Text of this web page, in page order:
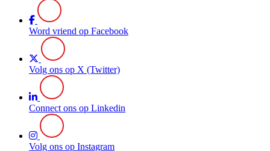
Word vriend op Facebook
Volg ons op X (Twitter)
Connect ons op Linkedin
Volg ons op Instagram